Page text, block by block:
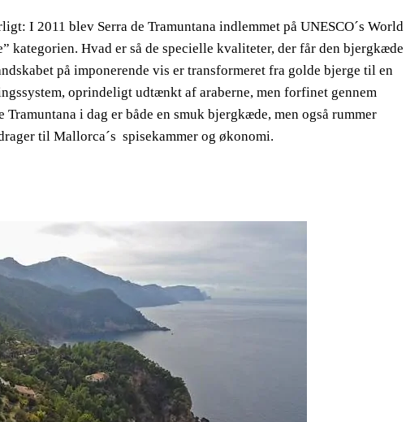
I 2011 blev Serra de Tramuntana indlemmet på UNESCO´s World
kategorien. Hvad er så de specielle kvaliteter, der får den bjergkæde
på imponerende vis er transformeret fra golde bjerge til en
oprindeligt udtænkt af araberne, men forfinet gennem
Tramuntana i dag er både en smuk bjergkæde, men også rummer
til Mallorca´s spisekammer og økonomi.